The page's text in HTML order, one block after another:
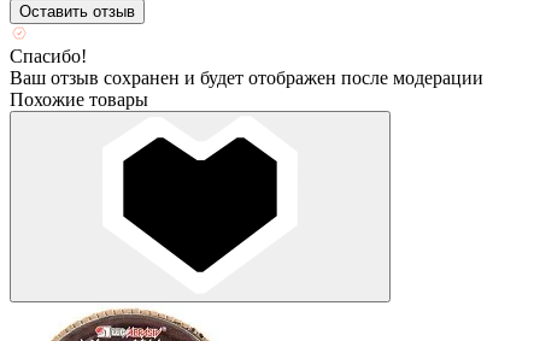
Оставить отзыв
Спасибо!
Ваш отзыв сохранен и будет отображен после модерации
Похожие товары